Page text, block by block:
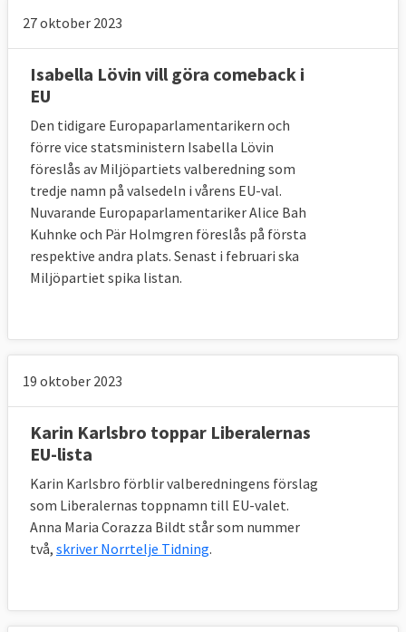
27 oktober 2023
Isabella Lövin vill göra comeback i
EU
Den tidigare Europaparlamentarikern och
förre vice statsministern Isabella Lövin
föreslås av Miljöpartiets valberedning som
tredje namn på valsedeln i vårens EU-val.
Nuvarande Europaparlamentariker Alice Bah
Kuhnke och Pär Holmgren föreslås på första
respektive andra plats. Senast i februari ska
Miljöpartiet spika listan.
19 oktober 2023
Karin Karlsbro toppar Liberalernas
EU-lista
Karin Karlsbro förblir valberedningens förslag
som Liberalernas toppnamn till EU-valet.
Anna Maria Corazza Bildt står som nummer
två, skriver Norrtelje Tidning.